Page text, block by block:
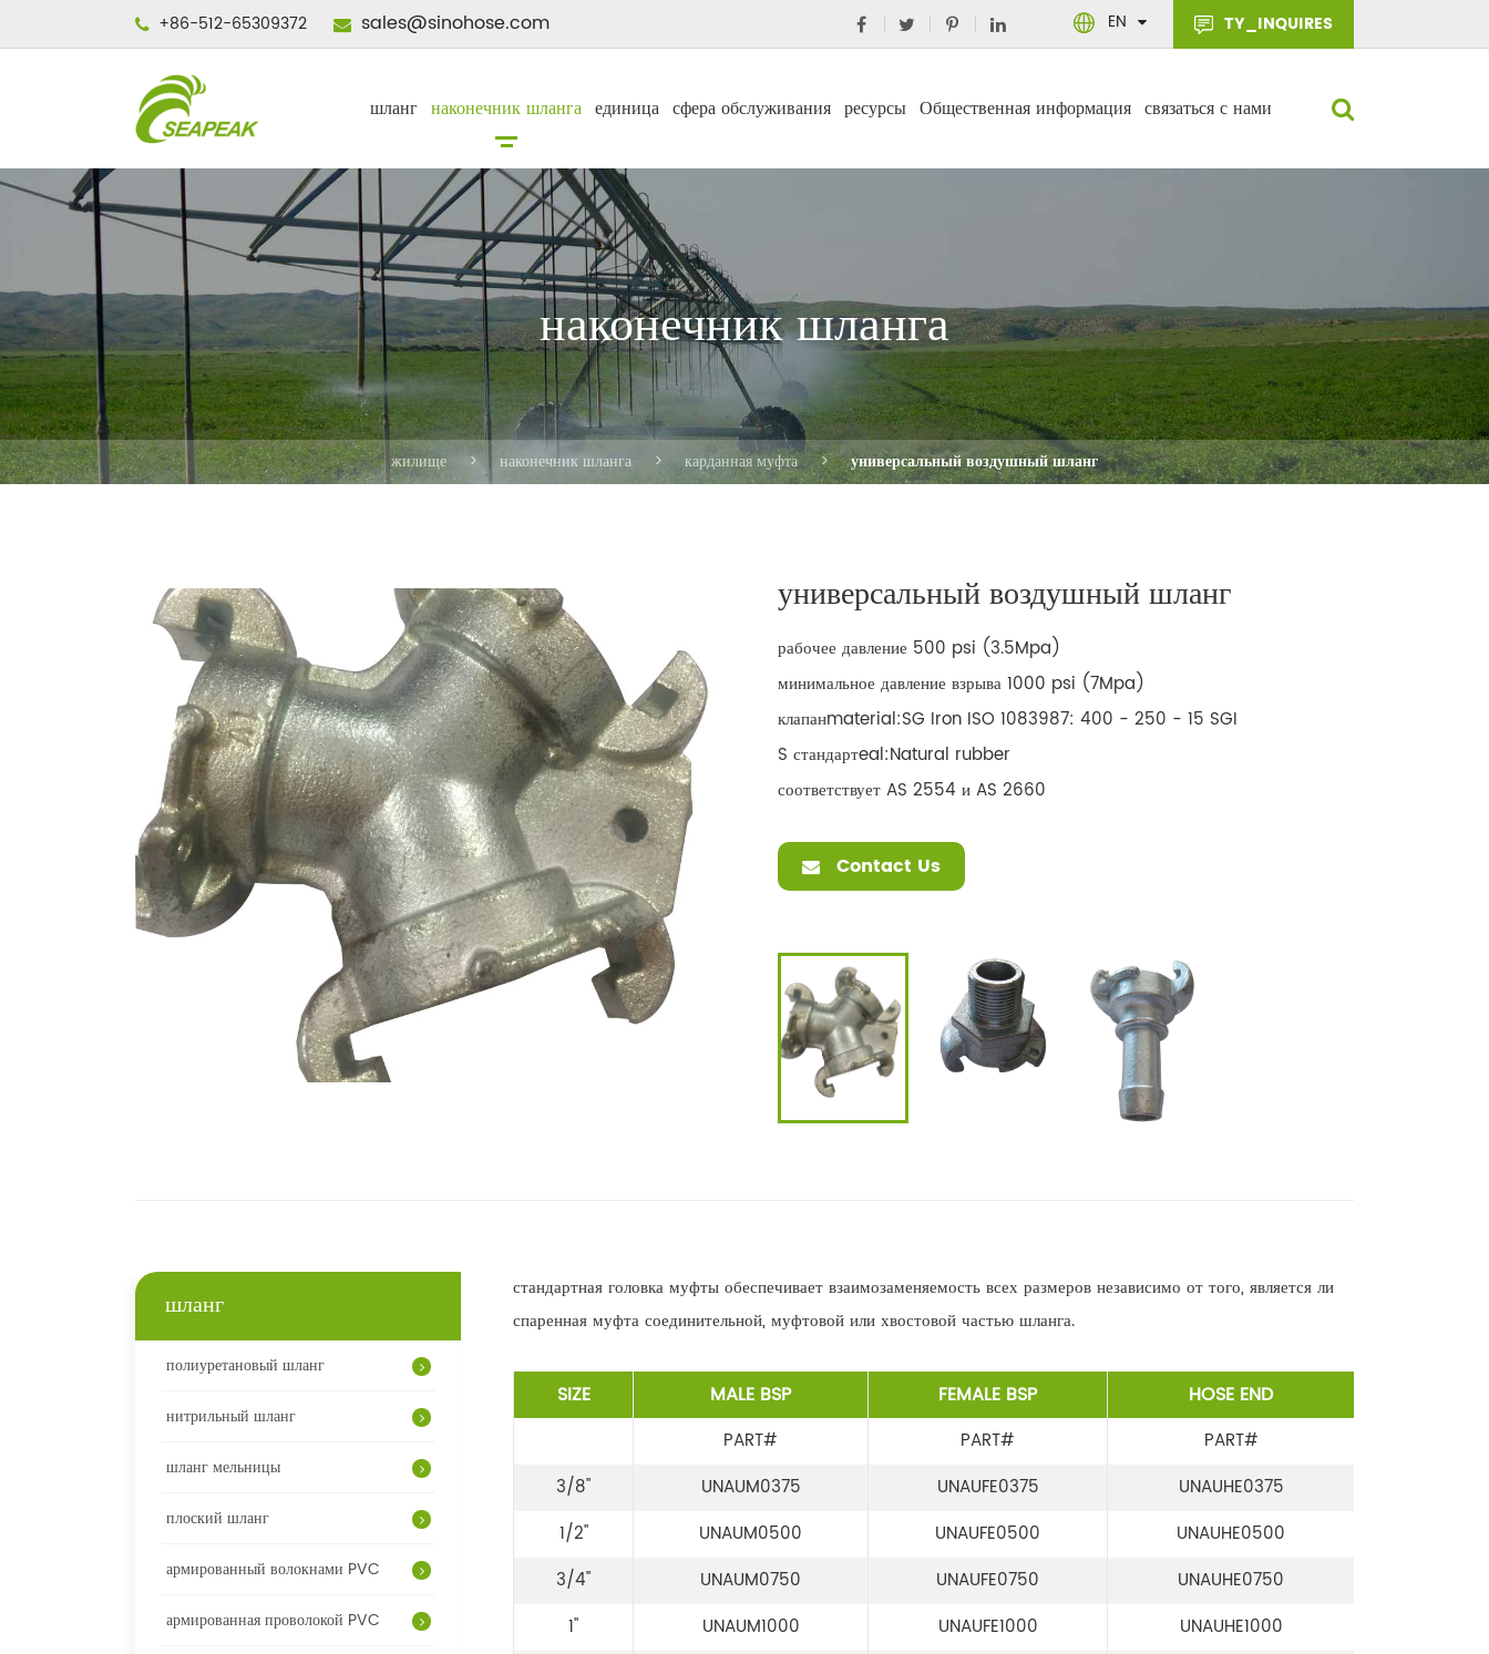
+86-512-65309372 sales@sinohose.com EN TY_INQUIRES
шланг наконечник шланга единица сфера обслуживания ресурсы Общественная информация связаться с нами
наконечник шланга
жилище наконечник шланга карданная муфта универсальный воздушный шланг
универсальный воздушный шланг
рабочее давление 500 psi (3.5Mpa)
минимальное давление взрыва 1000 psi (7Mpa)
клапанmaterial:SG Iron ISO 1083987: 400 - 250 - 15 SGI
S стандартeal:Natural rubber
соответствует AS 2554 и AS 2660
Contact Us
стандартная головка муфты обеспечивает взаимозаменяемость всех размеров независимо от того, является ли
спаренная муфта соединительной, муфтовой или хвостовой частью шланга.
SIZE MALE BSP FEMALE BSP HOSE END
PART# PART#
PART#
3/8"
UNAUM0375 UNAUFE0375
UNAUHE0375
1/2"
UNAUM0500 UNAUFE0500
UNAUHE0500
3/4"
UNAUM0750 UNAUFE0750
UNAUHE0750
1"
UNAUM1000 UNAUFE1000
UNAUHE1000
шланг
полиуретановый шланг
нитрильный шланг
шланг мельницы
плоский шланг
армированный волокнами PVC
армированная проволокой PVC